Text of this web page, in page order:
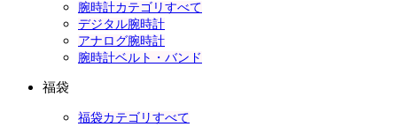
腕時計カテゴリすべて
デジタル腕時計
アナログ腕時計
腕時計ベルト・バンド
福袋
福袋カテゴリすべて